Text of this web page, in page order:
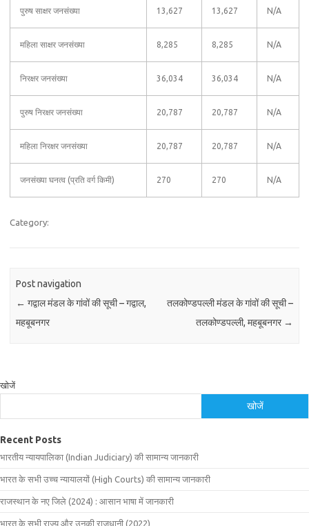
पुरुष साक्षर जनसंख्या 13,627 13,627 N/A
महिला साक्षर जनसंख्या 8,285 8,285 N/A
निरक्षर जनसंख्या 36,034 36,034 N/A
पुरुष निरक्षर जनसंख्या 20,787 20,787 N/A
महिला निरक्षर जनसंख्या 20,787 20,787 N/A
जनसंख्या घनत्व (प्रति वर्ग किमी) 270 270 N/A
Category:
Post navigation
← गद्वाल मंडल के गांवों की सूची – गद्वाल,
महबूबनगर
तलकोण्डपल्ली मंडल के गांवों की सूची –
तलकोण्डपल्ली, महबूबनगर →
खोजें
खोजें
Recent Posts
भारतीय न्यायपालिका (Indian Judiciary) की सामान्य जानकारी
भारत के सभी उच्च न्यायालयों (High Courts) की सामान्य जानकारी
राजस्थान के नए जिले (2024) : आसान भाषा में जानकारी
भारत के सभी राज्य और उनकी राजधानी (2022)